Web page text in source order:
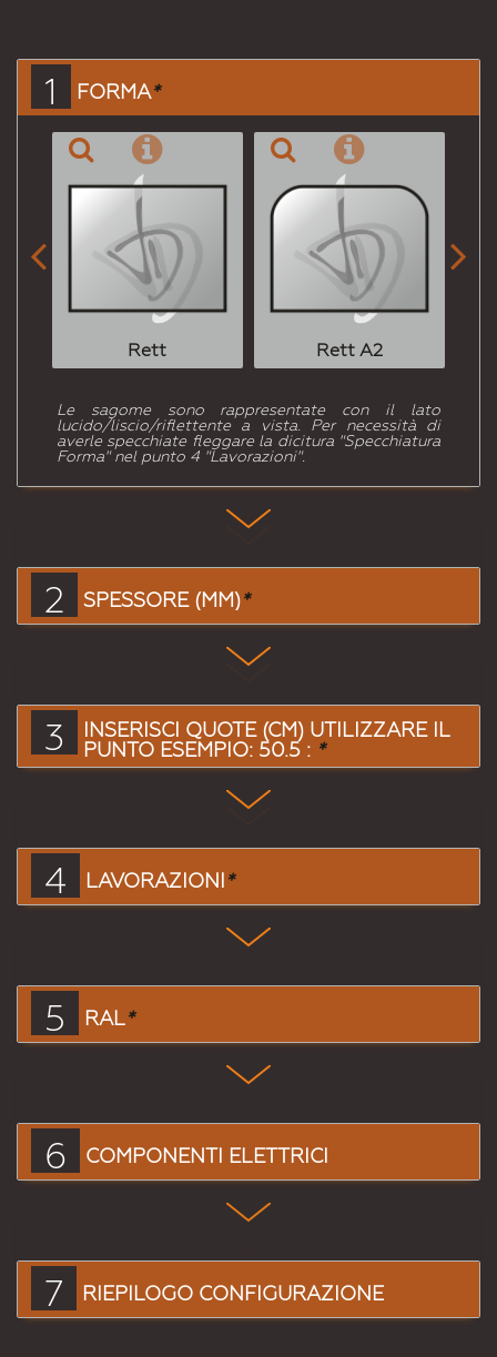
1 FORMA*
Rett Rett A2
 
Le sagome sono rappresentate con il lato
lucido/liscio/riflettente a vista. Per necessità di
averle specchiate fleggare la dicitura "Specchiatura
Forma" nel punto 4 "Lavorazioni".
2 SPESSORE (MM)*
3
INSERISCI QUOTE (CM) UTILIZZARE IL
PUNTO ESEMPIO: 50.5 : *
4 LAVORAZIONI*
5 RAL*
6 COMPONENTI ELETTRICI
7 RIEPILOGO CONFIGURAZIONE